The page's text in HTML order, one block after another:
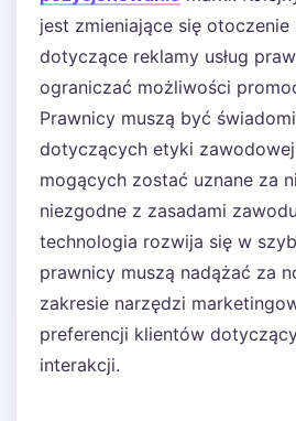
jest zmieniające się otoczenie
dotyczące reklamy usług
ograniczać możliwości
Prawnicy muszą być
dotyczących etyki zawodowej
mogących zostać uznane za
niezgodne z zasadami
technologia rozwija się w
prawnicy muszą nadążać za
zakresie narzędzi
preferencji klientów
interakcji.